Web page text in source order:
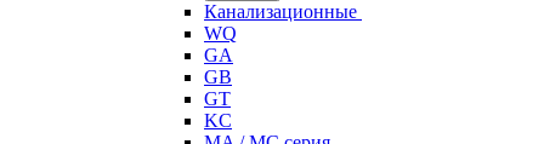
Канализационные
WQ
GA
GB
GT
KC